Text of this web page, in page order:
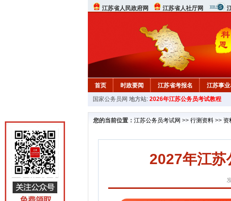
江苏省人民政府网 江苏省人社厅网
首页 时政要闻 江苏省考报名 江苏事
国家公务员网 地方站: 2026年江苏公务员考试教程
您的当前位置： 江苏公务员考试网 >> 行测资料 >> 资
2027年江苏